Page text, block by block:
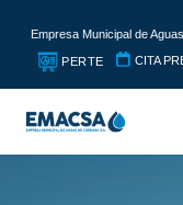
Empresa Municipal de
PERTE CITA